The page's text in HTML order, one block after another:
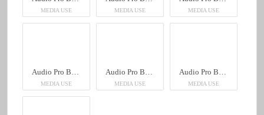
MEDIA USE MEDIA USE MEDIA USE
MEDIA USE MEDIA USE MEDIA USE